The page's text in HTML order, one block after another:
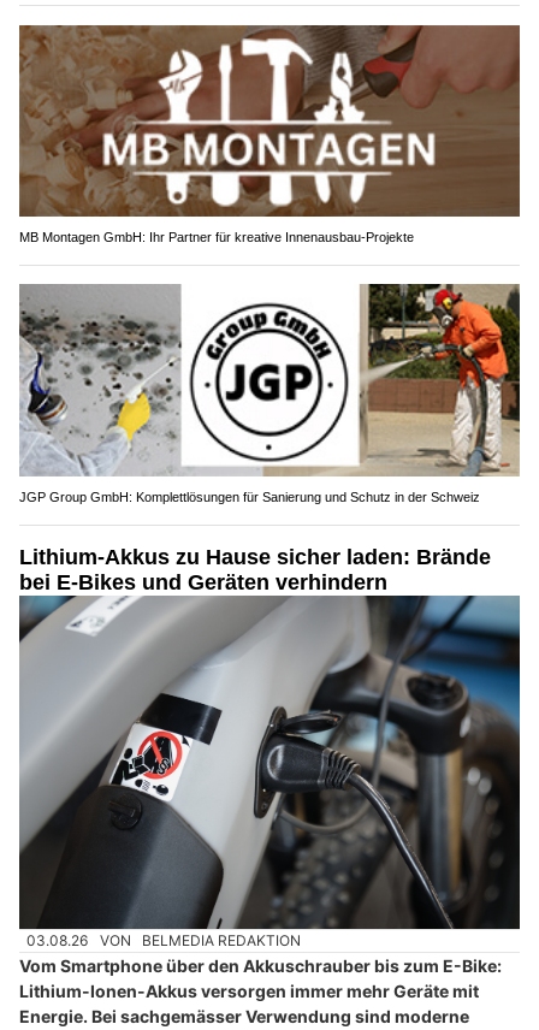
MB Montagen GmbH: Ihr Partner für kreative Innenausbau-Projekte
JGP Group GmbH: Komplettlösungen für Sanierung und Schutz in der Schweiz
Lithium-Akkus zu Hause sicher laden: Brände
bei E-Bikes und Geräten verhindern
03.08.26 VON BELMEDIA REDAKTION
Vom Smartphone über den Akkuschrauber bis zum E-Bike:
Lithium-Ionen-Akkus versorgen immer mehr Geräte mit
Energie. Bei sachgemässer Verwendung sind moderne